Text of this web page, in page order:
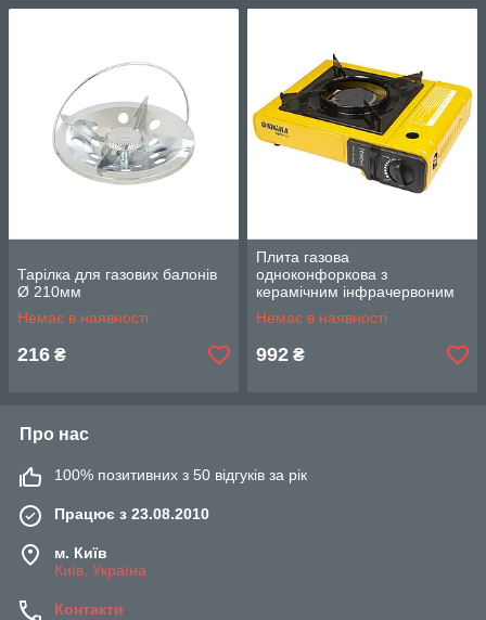
Тарілка для газових балонів
Ø 210мм
Немає в наявності
216 ₴
Плита газова
одноконфоркова з
керамічним інфрачервоним
пальником, п'єзопідпалом і
адаптером (кейс) SIGMA
Немає в наявності
992 ₴
Про нас
100% позитивних з 50 відгуків за рік
Працює з 23.08.2010
м. Київ
Київ, Україна
Контакти